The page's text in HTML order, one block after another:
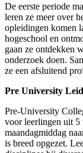
De eerste periode
leren ze meer over
opleidingen komen
hogeschool en
gaan ze ontdekken
onderzoek doen.
ze een afsluitend
Pre University
Pre-University
voor leerlingen uit
maandagmiddag
is breed opgezet.